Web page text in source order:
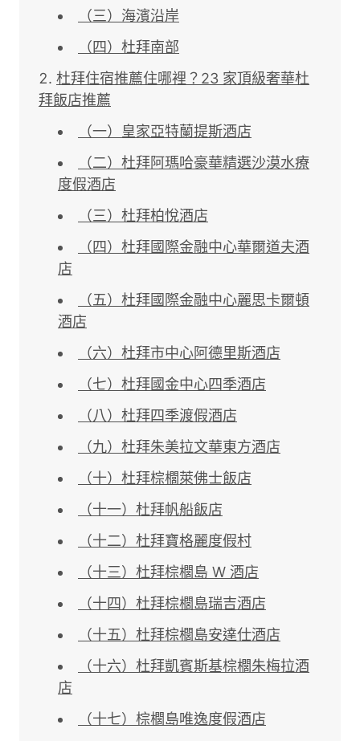
（三）海濱沿岸
（四）杜拜南部
杜拜住宿推薦住哪裡？23 家頂級奢華杜
拜飯店推薦
（一）皇家亞特蘭提斯酒店
（二）杜拜阿瑪哈豪華精選沙漠水療
度假酒店
（三）杜拜柏悅酒店
（四）杜拜國際金融中心華爾道夫酒
店
（五）杜拜國際金融中心麗思卡爾頓
酒店
（六）杜拜市中心阿德里斯酒店
（七）杜拜國金中心四季酒店
（八）杜拜四季渡假酒店
（九）杜拜朱美拉文華東方酒店
（十）杜拜棕櫚萊佛士飯店
（十一）杜拜帆船飯店
（十二）杜拜寶格麗度假村
（十三）杜拜棕櫚島 W 酒店
（十四）杜拜棕櫚島瑞吉酒店
（十五）杜拜棕櫚島安達仕酒店
（十六）杜拜凱賓斯基棕櫚朱梅拉酒
店
（十七）棕櫚島唯逸度假酒店